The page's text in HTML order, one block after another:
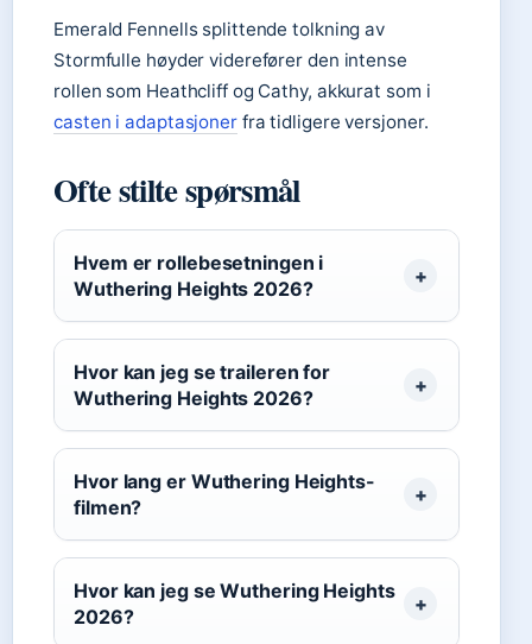
Emerald Fennells splittende tolkning av
Stormfulle høyder viderefører den intense
rollen som Heathcliff og Cathy, akkurat som i
casten i adaptasjonerfra tidligere versjoner.
Ofte stilte spørsmål
Hvem er rollebesetningen i
Wuthering Heights 2026?
Hvor kan jeg se traileren for
Wuthering Heights 2026?
Hvor lang er Wuthering Heights-
filmen?
Hvor kan jeg se Wuthering Heights
2026?